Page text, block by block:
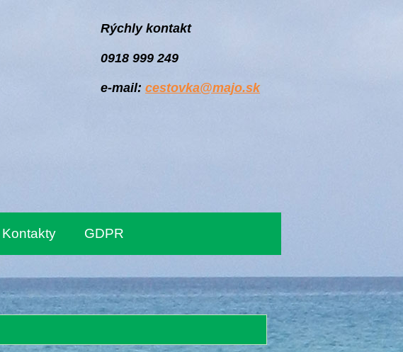
Rýchly kontakt
0918 999 249
e-mail: cestovka@majo.sk
Kontakty GDPR